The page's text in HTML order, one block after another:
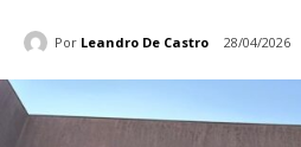
Por Leandro De Castro 28/04/2026